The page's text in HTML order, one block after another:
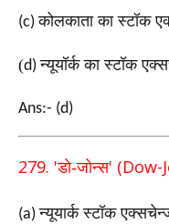
(c)कोलकाता का स्टॉक
(d)न्यूयॉर्क का स्टॉक
Ans:- (d)
279. 'डो-जोन्स' (Dow-
(a)न्यूयार्क स्टॉक